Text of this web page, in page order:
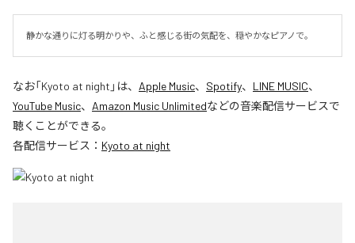
静かな通りに灯る明かりや、ふと感じる街の気配を、穏やかなピアノで。
なお「Kyoto at night 」は、 Apple Music、 Spotify、 LINE MUSIC、
YouTube Music、 Amazon Music Unlimitedなどの音楽配信サービスで
聴くことができる。
各配信サービス： Kyoto at night